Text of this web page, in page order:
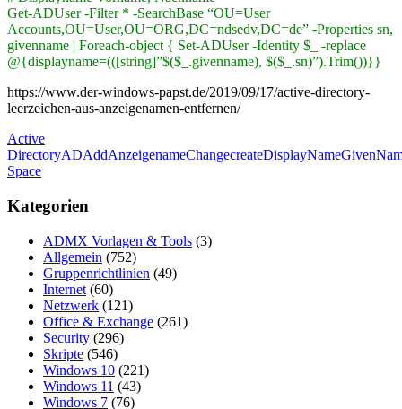
Get-ADUser -Filter * -SearchBase “OU=User
Accounts,OU=User,OU=ORG,DC=ndsedv,DC=de” -Properties sn,
givenname | Foreach-object { Set-ADUser -Identity $_ -replace
@{displayname=(([string]”$($_.givenname), $($_.sn)”).Trim())}}
https://www.der-windows-papst.de/2019/09/17/active-directory-
leerzeichen-aus-anzeigenamen-entfernen/
Active
DirectoryADAddAnzeigenameChangecreateDisplayName
Space
Kategorien
ADMX Vorlagen & Tools (3)
Allgemein (752)
Gruppenrichtlinien (49)
Internet (60)
Netzwerk (121)
Office & Exchange (261)
Security (296)
Skripte (546)
Windows 10 (221)
Windows 11 (43)
Windows 7 (76)